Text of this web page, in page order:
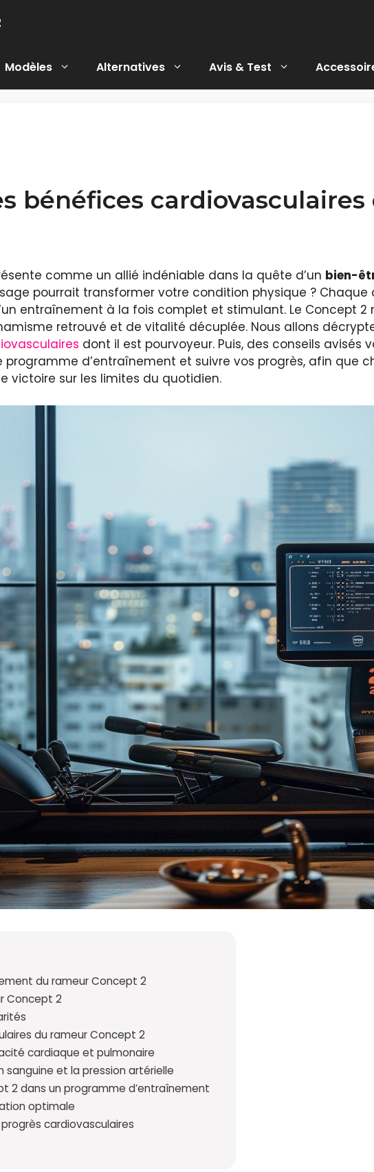
Modèles Alternatives Avis & Test
bénéfices
comme un allié indéniable dans la quête d’un bien-
pourrait transformer votre condition physique ?
entraînement à la fois complet et stimulant. Le Concept 2
retrouvé et de vitalité décuplée. Nous allons
dont il est pourvoyeur. Puis, des conseils avisés
d’entraînement et suivre vos progrès, afin que
victoire sur les limites du quotidien.
du rameur Concept 2
Concept 2
du rameur Concept 2
cardiaque et pulmonaire
sanguine et la pression artérielle
2 dans un programme d’entraînement
optimale
cardiovasculaires